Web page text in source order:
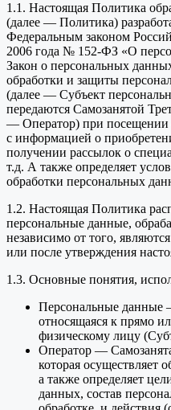
1.1. Настоящая Политика
(далее — Политика)
Федеральным законом
2006 года № 152-ФЗ «О
Закон о персональных
обработки и защиты
(далее — Субъект
передаются Самозанятой
— Оператор) при посещении
с информацией о
получении рассылок о
т.д. А также определяет
обработки персональных
1.2. Настоящая Политика
персональные данные,
независимо от того,
или после утверждения
1.3. Основные понятия,
Персональные
относящаяся к прямо
физическому лицу
Оператор —
которая осуществляет
а также определяет
данных, состав